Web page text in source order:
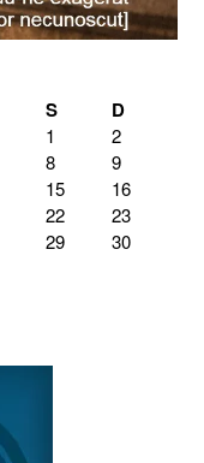
S D
1
2
8
9
15
16
22
23
29
30